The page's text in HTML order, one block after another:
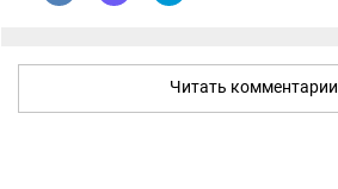
Читать комментарии